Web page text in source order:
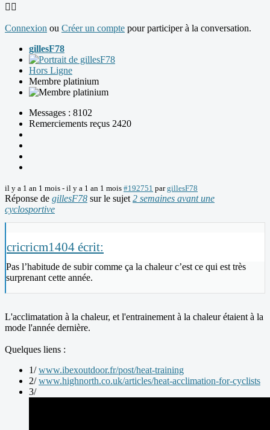
👍🏻
Connexion ou Créer un compte pour participer à la conversation.
gillesF78
Hors Ligne
Membre platinium
Messages : 8102
Remerciements reçus 2420
il y a 1 an 1 mois - il y a 1 an 1 mois #192751 pargillesF78
Réponse de gillesF78 sur le sujet 2 semaines avant une
cyclosportive
cricricm1404 écrit:
Pas l’habitude de subir comme ça la chaleur c’est ce qui est très
surprenant cette année.
L'acclimatation à la chaleur, et l'entrainement à la chaleur étaient à la
mode l'année dernière.
Quelques liens :
1/www.ibexoutdoor.fr/post/heat-training
2/www.highnorth.co.uk/articles/heat-acclimation-for-cyclists
3/